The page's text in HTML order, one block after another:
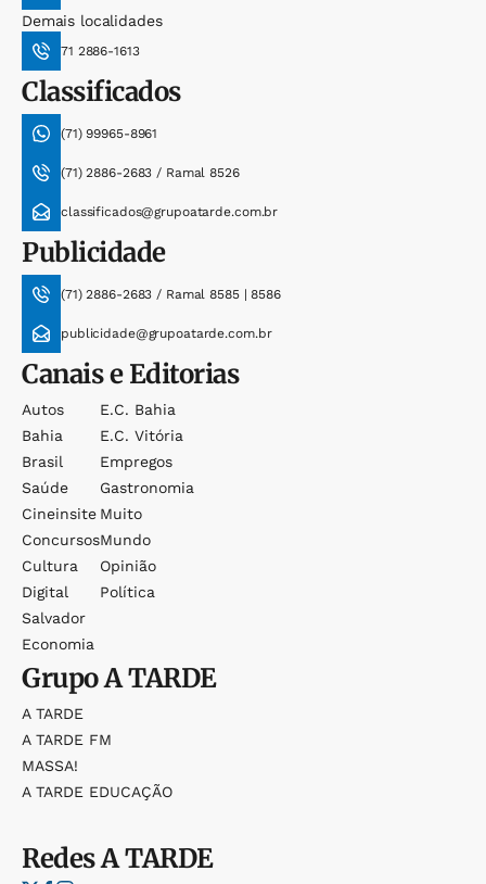
Demais localidades
71 2886-1613
Classificados
(71) 99965-8961
(71) 2886-2683 / Ramal 8526
classificados@grupoatarde.com.br
Publicidade
(71) 2886-2683 / Ramal 8585 | 8586
publicidade@grupoatarde.com.br
Canais e Editorias
Autos
Bahia
Brasil
Saúde
Cineinsite
Concursos
Cultura
Digital
Salvador
Economia
E.c. Bahia
E.c. Vitória
Empregos
Gastronomia
Muito
Mundo
Opinião
Política
GrupoA TARDE
A TARDE
A TARDE FM
MASSA!
A TARDE EDUCAÇÃO
RedesA TARDE